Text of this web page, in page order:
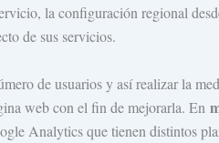
la configuración regional
de sus servicios.
de usuarios y así realizar la
web con el fin de mejorarla. En
Analytics que tienen distintos